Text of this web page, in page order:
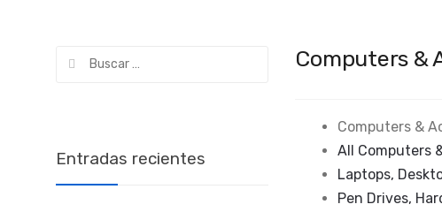
Computers &
Computers &
All Computers
Laptops,
Pen Drives,
Entradas recientes